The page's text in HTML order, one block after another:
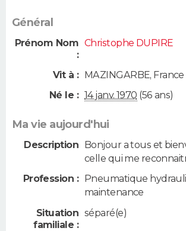
Général
Prénom Nom
:
Christophe DUPIRE
Vit à : MAZINGARBE, France
Né le : 14 janv. 1970 (56 ans)
Ma vie aujourd'hui
Description Bonjour a tous et
celle qui me
Profession :
Pneumatique
maintenance
Situation
familiale :
séparé(e)